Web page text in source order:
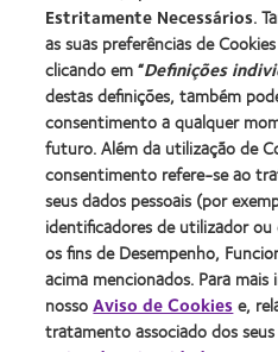
Blog
Sobre a CooperVision
Carreiras na CooperVision
Centro de Notícias
Contacte-nos
Legal
Política de privacidade
Estritamente Necessários.
as suas preferências de
clicando em “Definições
destas definições, também
consentimento a qualquer
futuro. Além da utilização de
consentimento refere-se ao
seus dados pessoais (por
identificadores de utilizador ou
os fins de Desempenho,
acima mencionados. Para
nossoAviso de Cookiese,
tratamento associado dos